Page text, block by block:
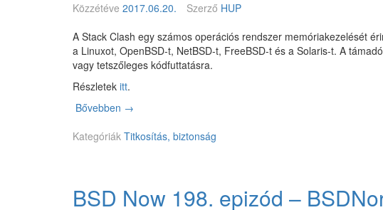
1
B
E
T
A
Közzétéve 2017.06.20. Szerző HUP
A Stack Clash egy számos operációs rendszer memóriakezelését
a Linuxot, OpenBSD-t, NetBSD-t, FreeBSD-t és a Solaris-t. A
vagy tetszőleges kódfuttatásra.
Részletek itt.
Bővebben T
e
c
k
→
Kategóriák Titkosítás, biztonság
BSD Now 198. epizód –